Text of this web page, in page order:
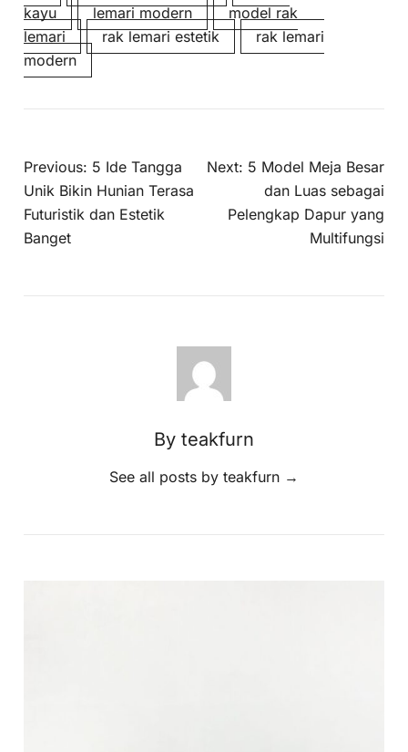
kayu
lemari modern
model rak
lemari
rak lemari estetik
rak lemari
modern
Previous: 5 Ide Tangga
Unik Bikin Hunian Terasa
Futuristik dan Estetik
Banget
Next: 5 Model Meja Besar
dan Luas sebagai
Pelengkap Dapur yang
Multifungsi
By teakfurn
See all posts by teakfurn →